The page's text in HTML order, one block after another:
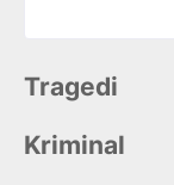
Tragedi
Kriminal